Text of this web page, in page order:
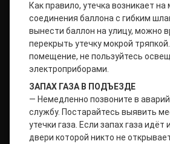
Как правило, утечка возникает на
соединения баллона с гибким
вынести баллон на улицу, можно
перекрыть утечку мокрой
помещение, не пользуйтесь
электроприборами.
ЗАПАХ ГАЗА В ПОДЪЕЗДЕ
— Немедленно позвоните в
службу. Постарайтесь выявить
утечки газа. Если запах газа идёт
двери которой никто не